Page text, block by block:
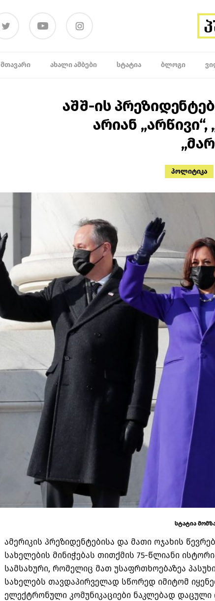
ᲛᲗᲐᲕᲐᲠᲘ ᲐᲮᲐᲚᲘ ᲐᲛᲑᲔᲑᲘ ᲡᲢᲐᲢᲘᲐ ᲑᲚᲝᲒᲘ
აშშ-ის
არიან
პოლიტიკა
სტატია
ამერიკის პრეზიდენტებისა და მათი ოჯახის
სახელების მინიჭებას თითქმის 75-წლიანი
სამსახური, რომელიც მათ უსაფრთხოებაზეა
სახელებს თავდაპირველად სწორედ იმიტომ
ელექტრონული კომუნიკაციები ნაკლებად დაცული